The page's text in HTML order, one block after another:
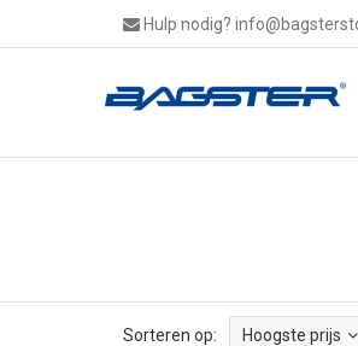
Hulp nodig?
Sorteren op: Hoogste prijs